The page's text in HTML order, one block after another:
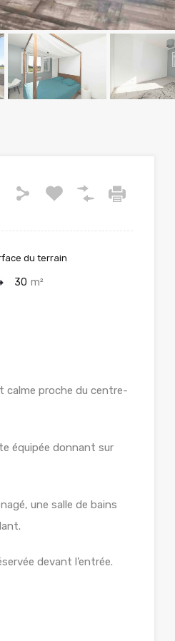
du terrain
30 m²
calme proche du centre-
équipée donnant sur
une salle de bains
devant l’entrée.